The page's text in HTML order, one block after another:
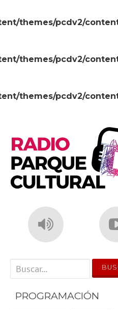
themes/pcdv2/
themes/pcdv2/
themes/pcdv2/
' . __('Search for:') . '
PROGRAMACIÓN